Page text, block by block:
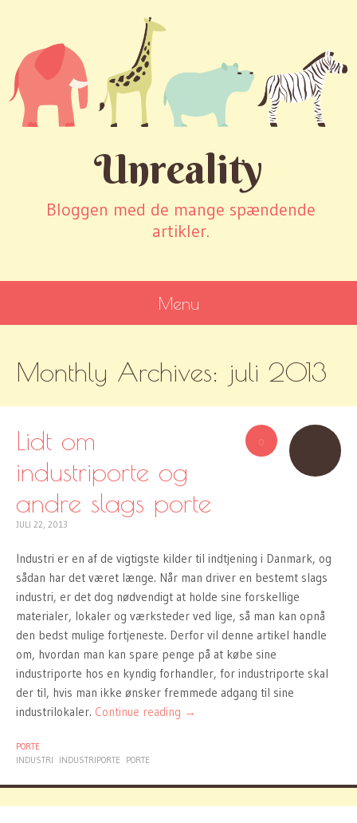
Unreality
Bloggen med de mange spændende
artikler.
Menu
CONTENT
Monthly Archives: juli 2013
0
Lidt om
industriporte og
andre slags porte
JULI 22, 2013
Industri er en af de vigtigste kilder til indtjening i Danmark, og
sådan har det været længe. Når man driver en bestemt slags
industri, er det dog nødvendigt at holde sine forskellige
materialer, lokaler og værksteder ved lige, så man kan opnå
den bedst mulige fortjeneste. Derfor vil denne artikel handle
om, hvordan man kan spare penge på at købe sine
industriporte hos en kyndig forhandler, for industriporte skal
der til, hvis man ikke ønsker fremmede adgang til sine
industrilokaler. Continue reading →
PORTE
INDUSTRI
INDUSTRIPORTE PORTE